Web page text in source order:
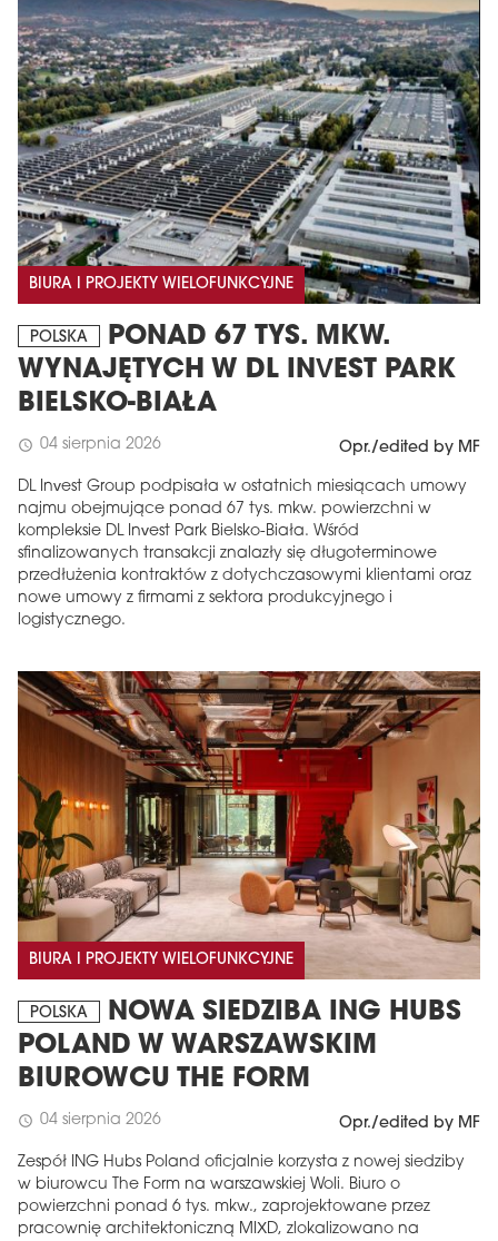
BIURA I PROJEKTY WIELOFUNKCYJNE
POLSKA
PONAD 67 TYS. MKW.
WYNAJĘTYCH W DL INVEST PARK
BIELSKO-BIAŁA
schedule 04 sierpnia 2026 Opr./edited by MF
DL Invest Group podpisała w ostatnich miesiącach umowy
najmu obejmujące ponad 67 tys. mkw. powierzchni w
kompleksie DL Invest Park Bielsko-Biała. Wśród
sfinalizowanych transakcji znalazły się długoterminowe
przedłużenia kontraktów z dotychczasowymi klientami oraz
nowe umowy z firmami z sektora produkcyjnego i
logistycznego.
BIURA I PROJEKTY WIELOFUNKCYJNE
POLSKA
NOWA SIEDZIBA ING HUBS
POLAND W WARSZAWSKIM
BIUROWCU THE FORM
schedule 04 sierpnia 2026 Opr./edited by MF
Zespół ING Hubs Poland oficjalnie korzysta z nowej siedziby
w biurowcu The Form na warszawskiej Woli. Biuro o
powierzchni ponad 6 tys. mkw., zaprojektowane przez
pracownię architektoniczną MIXD, zlokalizowano na